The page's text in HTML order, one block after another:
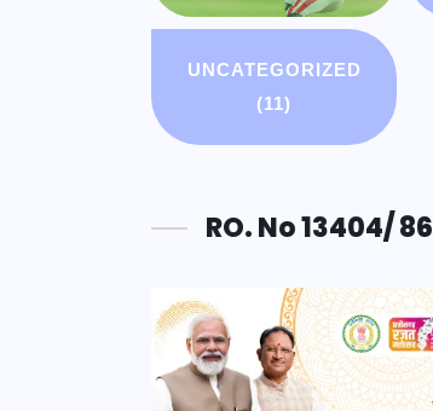
UNCATEGORIZED
(11)
RO. No 13404/ 86